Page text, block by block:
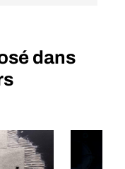
dans